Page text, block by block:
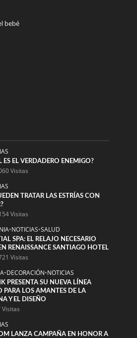
bebé
ES EL VERDADERO ENEMIGO?
Visitas
TRATAR LAS ESTRÍAS CON
Visitas
•NOTICIAS•SALUD
SPA: EL RELAJO NECESARIO
RENAISSANCE SANTIAGO HOTEL
Visitas
•DECORACIÓN•NOTICIAS
PRESENTA SU NUEVA LÍNEA
PARA LOS AMANTES DE LA
Y EL DISEÑO
Visitas
LANZA CAMPAÑA EN HONOR A